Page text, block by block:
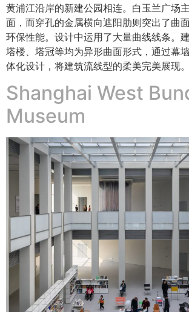
黄浦江沿岸的新建公园相连。白玉兰广场
面，而穿孔的金属横向遮阳肋则突出了曲
环保性能。设计中运用了大量曲线线条。
塔楼、塔冠等均为异形曲面形式，通过幕
体化设计，将建筑流线型的柔美完美展现。
Shanghai West
Museum